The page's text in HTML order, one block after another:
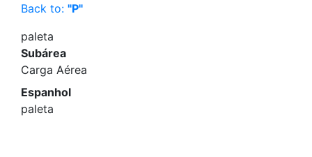
Back to: "P"
paleta
Subárea
Carga Aérea
Espanhol
paleta